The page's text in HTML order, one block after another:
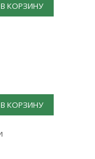
В КОРЗИНУ
В КОРЗИНУ